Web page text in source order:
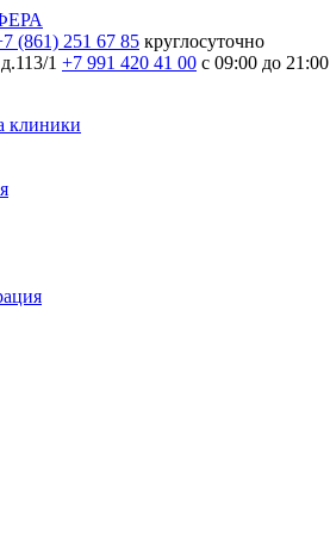
(861) 251 67 85 круглосуточно
1 +7 991 420 41 00 c 09:00 до 21:00
клиники